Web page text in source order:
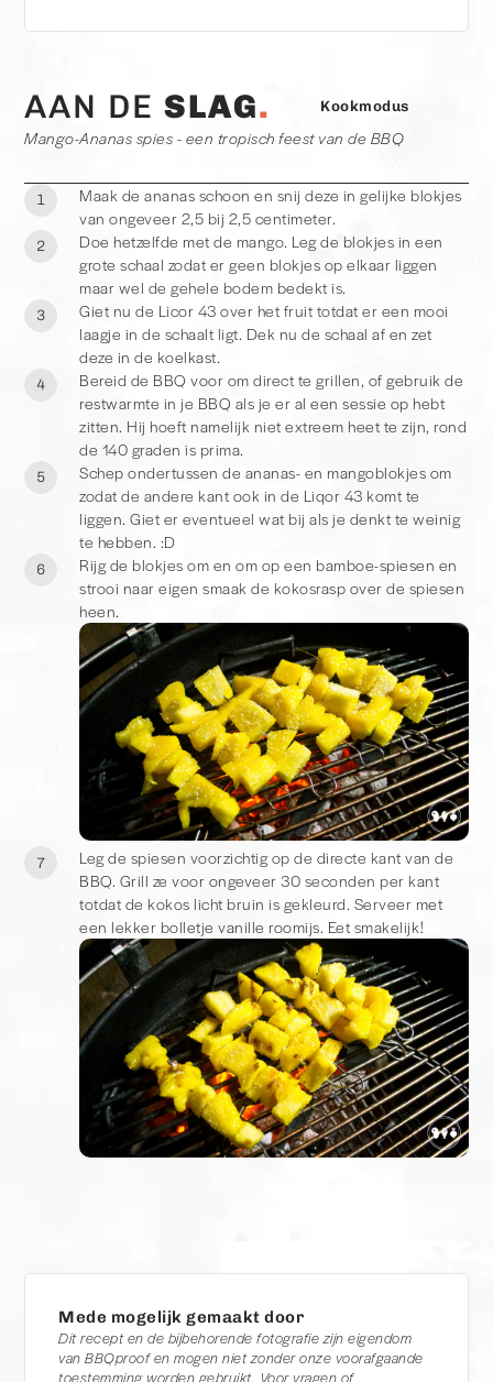
AAN DESLAG Kookmodus
Mango-Ananas spies - een tropisch feest van de BBQ
1
Maak de ananas schoon en snij deze in gelijke blokjes
van ongeveer 2,5 bij 2,5 centimeter.
2
Doe hetzelfde met de mango. Leg de blokjes in een
grote schaal zodat er geen blokjes op elkaar liggen
maar wel de gehele bodem bedekt is.
3
Giet nu de Licor 43 over het fruit totdat er een mooi
laagje in de schaalt ligt. Dek nu de schaal af en zet
deze in de koelkast.
4
Bereid de BBQ voor om direct te grillen, of gebruik de
restwarmte in je BBQ als je er al een sessie op hebt
zitten. Hij hoeft namelijk niet extreem heet te zijn, rond
de 140 graden is prima.
5
Schep ondertussen de ananas- en mangoblokjes om
zodat de andere kant ook in de Liqor 43 komt te
liggen. Giet er eventueel wat bij als je denkt te weinig
te hebben. :D
6
Rijg de blokjes om en om op een bamboe-spiesen en
strooi naar eigen smaak de kokosrasp over de spiesen
heen.
7
Leg de spiesen voorzichtig op de directe kant van de
BBQ. Grill ze voor ongeveer 30 seconden per kant
totdat de kokos licht bruin is gekleurd. Serveer met
een lekker bolletje vanille roomijs. Eet smakelijk!
Mede mogelijk gemaakt door
Dit recept en de bijbehorende fotografie zijn eigendom
van BBQproof en mogen niet zonder onze voorafgaande
toestemming worden gebruikt. Voor vragen of